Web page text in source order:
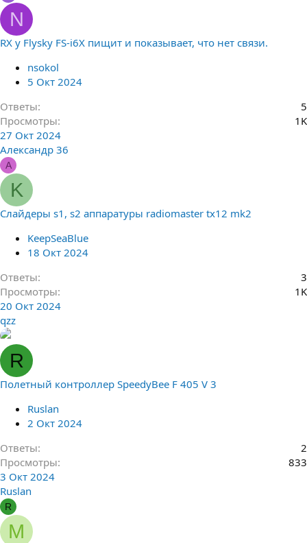
N
RX у Flysky FS-i6X пищит и показывает, что нет связи.
nsokol
5 Окт 2024
Ответы
5
Просмотры
1K
27 Окт 2024
Александр 36
А
K
Слайдеры s1, s2 аппаратуры radiomaster tx12 mk2
KeepSeaBlue
18 Окт 2024
Ответы
3
Просмотры
1K
20 Окт 2024
qzz
R
Полетный контроллер SpeedyBee F 405 V 3
Ruslan
2 Окт 2024
Ответы
2
Просмотры
833
3 Окт 2024
Ruslan
R
M